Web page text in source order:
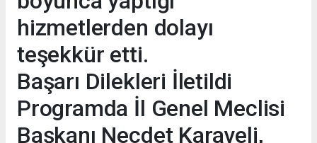
hizmetlerden dolayı
teşekkür etti.
Başarı Dilekleri İletildi
Programda İl Genel Meclisi
Başkanı Necdet Karaveli,